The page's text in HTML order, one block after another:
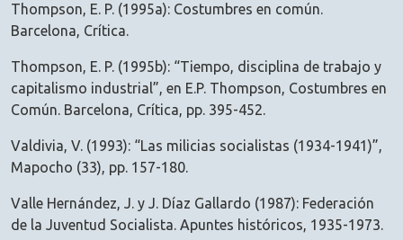
Thompson, E. P. (1995a): Costumbres en común.
Barcelona, Crítica.
Thompson, E. P. (1995b): “Tiempo, disciplina de trabajo y
capitalismo industrial”, en E.P. Thompson, Costumbres en
Común. Barcelona, Crítica, pp. 395-452.
Valdivia, V. (1993): “Las milicias socialistas (1934-1941)”,
Mapocho (33), pp. 157-180.
Valle Hernández, J. y J. Díaz Gallardo (1987): Federación
de la Juventud Socialista. Apuntes históricos, 1935-1973.